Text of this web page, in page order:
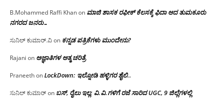
B.Mohammed Raffi Khanon ಮಾಜಿ ಶಾಸಕ ರಫೀಕ್ ಕೆಲಸಕ್ಕೆ ಫಿದಾ ಆದ ತುಮಕೂರು
ನಗರದ ಜನರು…
ಸುನಿಲ್ ಕುಮಾರ್.ವಿon ಕನ್ನಡ ಪತ್ರಿಕೆಗಳು ಮುಂದೇನು?
Rajani on ಅಜ್ಞಾತಿಗಳ ಆತ್ಮ ಚರಿತ್ರೆ
PraneethonLockDown: ಇಲ್ನೋಡಿ ಹಳ್ಳಿಗರ ಶೈಲಿ..
ಸುನಿಲ್ ಕುಮಾರ್on ಬಸ್, ರೈಲು ಇಲ್ಲ; ವಿ.ವಿ.ಗಳಿಗೆ ರಜೆ ಸಾರಿದ UGC, 9 ಜಿಲ್ಲೆಗಳಲ್ಲಿ